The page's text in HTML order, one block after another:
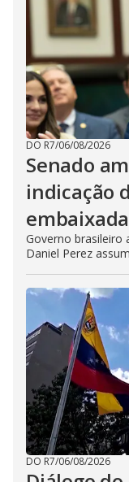
DO R7/06/08/2026
Senado
indicação
Governo brasileiro
Daniel Perez
DO R7/06/08/2026